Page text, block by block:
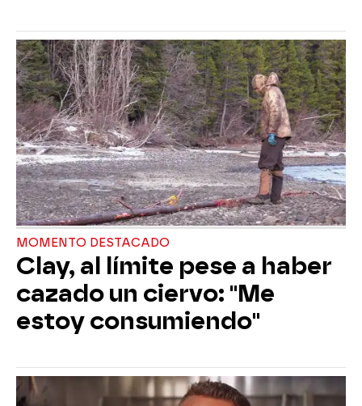
MOMENTO DESTACADO
Clay, al límite pese a haber
cazado un ciervo: "Me
estoy consumiendo"